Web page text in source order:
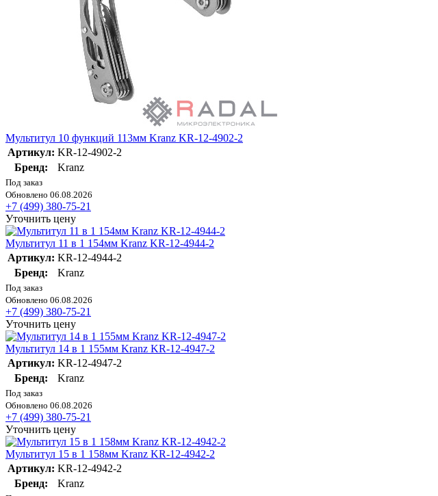
Мультитул 10 функций 113мм Kranz KR-12-4902-2
Артикул: KR-12-4902-2
Бренд:
Kranz
Под заказ
Обновлено 06.08.2026
+7 (499) 380-75-21
Уточнить цену
Мультитул 11 в 1 154мм Kranz KR-12-4944-2
Артикул: KR-12-4944-2
Бренд:
Kranz
Под заказ
Обновлено 06.08.2026
+7 (499) 380-75-21
Уточнить цену
Мультитул 14 в 1 155мм Kranz KR-12-4947-2
Артикул: KR-12-4947-2
Бренд:
Kranz
Под заказ
Обновлено 06.08.2026
+7 (499) 380-75-21
Уточнить цену
Мультитул 15 в 1 158мм Kranz KR-12-4942-2
Артикул: KR-12-4942-2
Бренд:
Kranz